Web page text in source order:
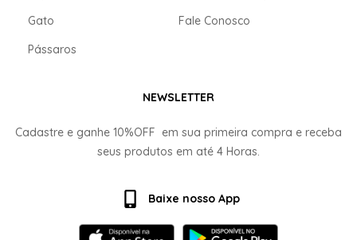
Gato
Pássaros
Fale Conosco
NEWSLETTER
Cadastre e ganhe 10%OFF em sua primeira compra e receba
seus produtos em até 4 Horas.
Baixe nosso App